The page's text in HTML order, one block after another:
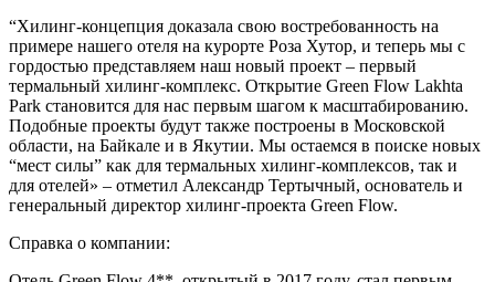
“Хилинг-концепция доказала свою востребованность на
примере нашего отеля на курорте Роза Хутор, и теперь мы с
гордостью представляем наш новый проект – первый
термальный хилинг-комплекс. Открытие Green Flow Lakhta
Park становится для нас первым шагом к масштабированию.
Подобные проекты будут также построены в Московской
области, на Байкале и в Якутии. Мы остаемся в поиске новых
“мест силы” как для термальных хилинг-комплексов, так и
для отелей» – отметил Александр Тертычный, основатель и
генеральный директор хилинг-проекта Green Flow.
Справка о компании: